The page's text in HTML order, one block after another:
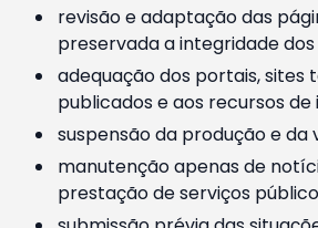
revisão e adaptação das
preservada a integridade
adequação dos portais, sites
publicados e aos recursos de
suspensão da produção e
manutenção apenas de
prestação de serviços